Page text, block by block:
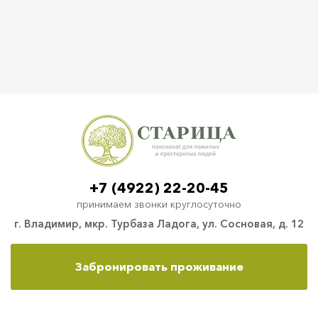
г. Владимир, мкр. Турбаза Ладога, ул. Сосновая, д. 12
+7 (4922) 22-20-45
принимаем звонки круглосуточно
Забронировать проживание